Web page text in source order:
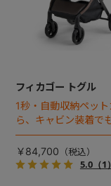
フィカゴー トグル
1秒・自動収納ペッ
ら、キャビン装着で
ためるモデルが登場
￥84,700
5.0（1）